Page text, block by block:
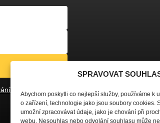
SPRAVOVAT
Abychom poskytli co nejlepší služby, používáme k
o zařízení, technologie jako jsou soubory cookies.
umožní zpracovávat údaje, jako je chování při
webu. Nesouhlas nebo odvolání souhlasu může
osobních údajů